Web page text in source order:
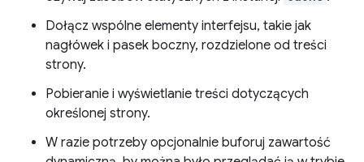
Dołącz wspólne elementy interfejsu, takie jak
nagłówek i pasek boczny, rozdzielone od treści
strony.
Pobieranie i wyświetlanie treści dotyczących
określonej strony.
W razie potrzeby opcjonalnie buforuj zawartość